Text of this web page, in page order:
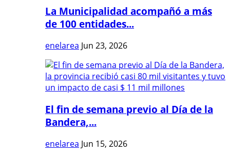
La Municipalidad acompañó a más
de 100 entidades...
enelarea Jun 23, 2026
El fin de semana previo al Día de la
Bandera,...
enelarea Jun 15, 2026